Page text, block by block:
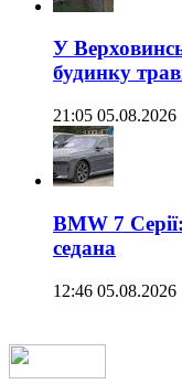
У
будинку
21:05 05.08.2026
BMW 7
седана
12:46 05.08.2026